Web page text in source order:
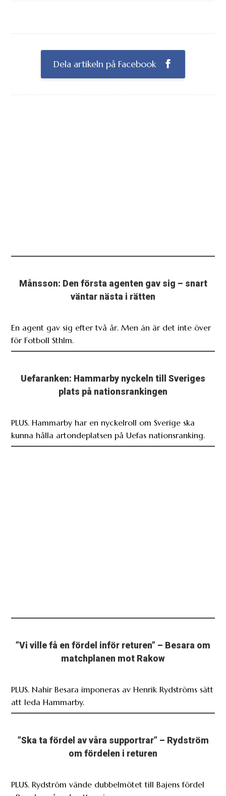
Dela artikeln på Facebook
Månsson: Den första agenten gav sig – snart
väntar nästa i rätten
En agent gav sig efter två år. Men än är det inte över
för Fotboll Sthlm.
Uefaranken: Hammarby nyckeln till Sveriges
plats på nationsrankingen
PLUS. Hammarby har en nyckelroll om Sverige ska
kunna hålla artondeplatsen på Uefas nationsranking.
”Vi ville få en fördel inför returen” – Besara om
matchplanen mot Rakow
PLUS. Nahir Besara imponeras av Henrik Rydströms sätt
att leda Hammarby.
”Ska ta fördel av våra supportrar” – Rydström
om fördelen i returen
PLUS. Rydström vände dubbelmötet till Bajens fördel